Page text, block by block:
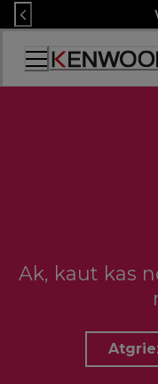
Skip
to
Content
Accessibility
Statement
Ak, kaut kas